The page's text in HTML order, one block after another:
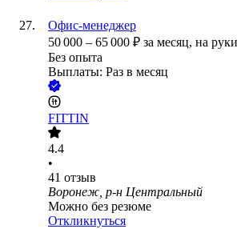
Офис-менеджер
50 000 – 65 000 ₽ за месяц, на руки
Без опыта
Выплаты: Раз в месяц
FITTIN
4.4
•
41 отзыв
Воронеж, р-н Центральный
Можно без резюме
Откликнуться